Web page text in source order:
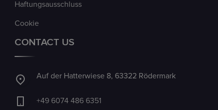
Haftungsausschluss
Cookie
CONTACT US
Auf der Hatterwiese 8, 63322 Rödermark
+49 6074 486 6351